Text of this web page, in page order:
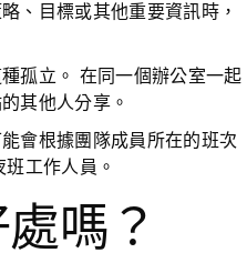
、目標或其他重要資訊時，
孤立。 在同一個辦公室一起
其他人分享。
會根據團隊成員所在的班次
工作人員。
嗎？